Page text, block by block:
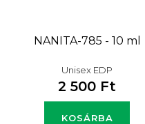
NANITA-785 - 10 ml
Unisex EDP
2 500 Ft
KOSÁRBA